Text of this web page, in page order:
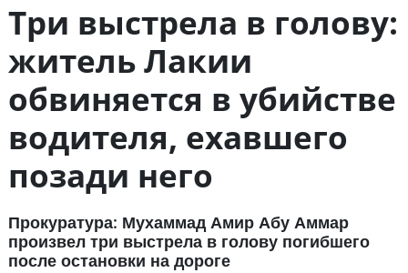
Три выстрела в голову:
житель Лакии
обвиняется в убийстве
водителя, ехавшего
позади него
Прокуратура: Мухаммад Амир Абу Аммар
произвел три выстрела в голову погибшего
после остановки на дороге